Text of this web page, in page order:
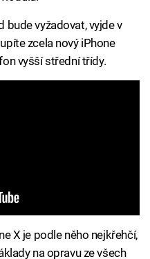
bude vyžadovat, vyjde v
zcela nový iPhone
vyšší střední třídy.
X je podle něho nejkřehčí,
na opravu ze všech